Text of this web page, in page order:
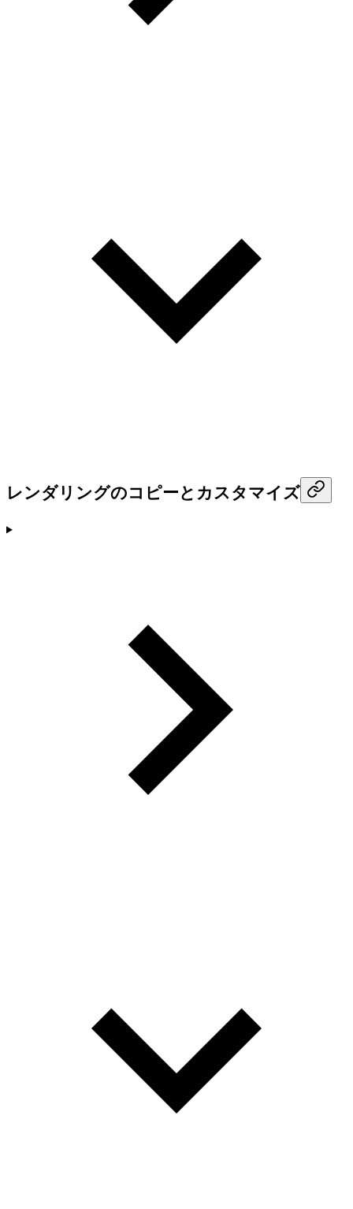
レンダリングのコピーとカスタマイズ